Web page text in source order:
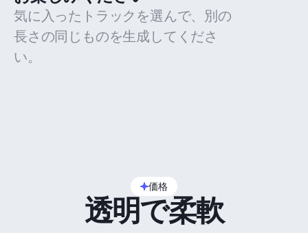
気に入ったトラックを選んで、別の
長さの同じものを生成してくださ
い。
価格
透明で柔軟